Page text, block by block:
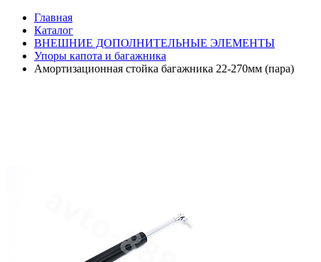
Главная
Каталог
ВНЕШНИЕ ДОПОЛНИТЕЛЬНЫЕ ЭЛЕМЕНТЫ
Упоры капота и багажника
Амортизационная стойка багажника 22-270мм (пара)